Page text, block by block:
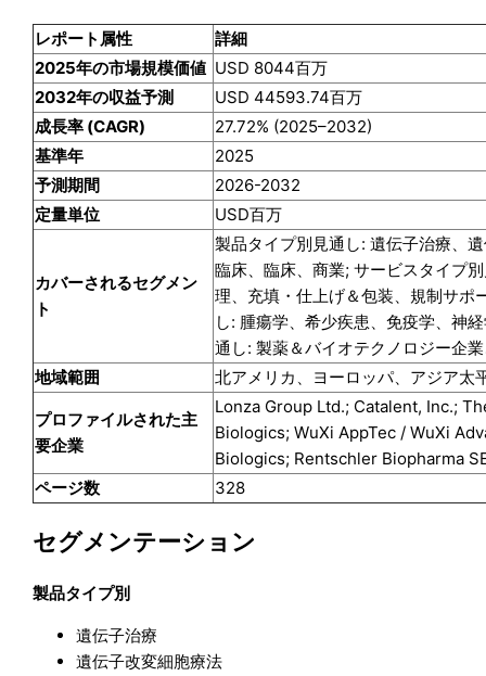
レポート属性
詳細
2025年の市場規模価値 USD 8044百万
2032年の収益予測
USD 44593.74百万
成長率 (CAGR)
27.72% (2025–2032)
基準年
2025
予測期間
2026-2032
定量単位
USD百万
カバーされるセグメン
ト
製品タイプ別見通し: 遺伝子治療、
臨床、臨床、商業; サービスタイプ
理、充填・仕上げ＆包装、規制サポ
し: 腫瘍学、希少疾患、免疫学、神
通し: 製薬＆バイオテクノロジー企
地域範囲
北アメリカ、ヨーロッパ、アジア太
プロファイルされた主
要企業
Lonza Group Ltd.; Catalent, Inc.;
Biologics; WuXi AppTec / WuXi
Biologics; Rentschler Biopharma
ページ数
328
セグメンテーション
製品タイプ別
遺伝子治療
遺伝子改変細胞療法